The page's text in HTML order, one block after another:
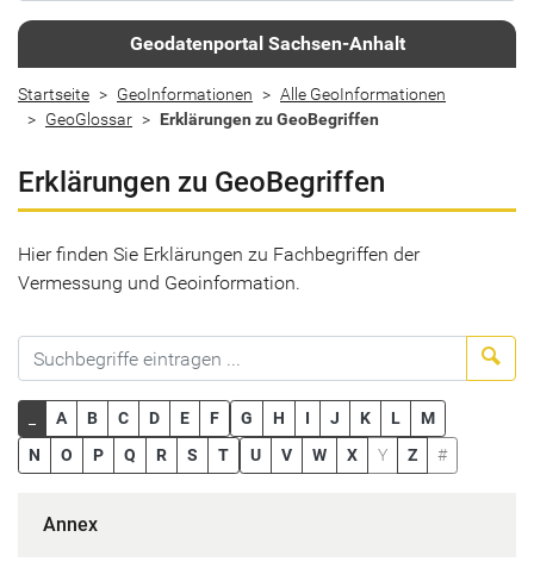
Geodatenportal Sachsen-Anhalt
Startseite GeoInformationen
Alle GeoInformationen
GeoGlossar
Erklärungen zu GeoBegriffen
Erklärungen zu GeoBegriffen
Hier finden Sie Erklärungen zu Fachbegriffen der
Vermessung und Geoinformation.
A B C D E F G H I J K L
M
N
O P Q R S T U V W X Y Z #
Annex